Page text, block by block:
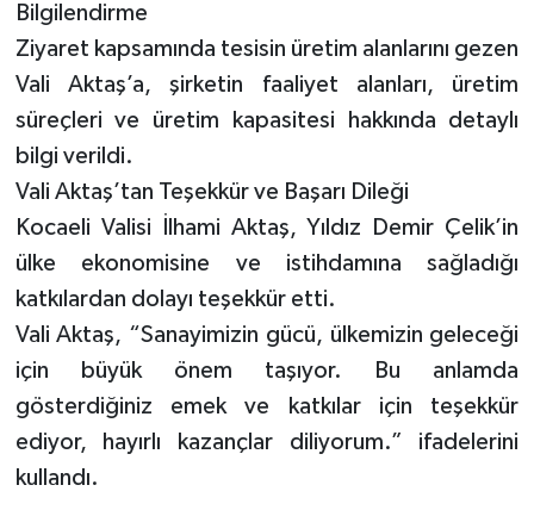
Bilgilendirme
Ziyaret kapsamında tesisin üretim alanlarını gezen
Vali Aktaş’a, şirketin faaliyet alanları, üretim
süreçleri ve üretim kapasitesi hakkında detaylı
bilgi verildi.
Vali Aktaş’tan Teşekkür ve Başarı Dileği
Kocaeli Valisi İlhami Aktaş, Yıldız Demir Çelik’in
ülke ekonomisine ve istihdamına sağladığı
katkılardan dolayı teşekkür etti.
Vali Aktaş, “Sanayimizin gücü, ülkemizin geleceği
için büyük önem taşıyor. Bu anlamda
gösterdiğiniz emek ve katkılar için teşekkür
ediyor, hayırlı kazançlar diliyorum.” ifadelerini
kullandı.